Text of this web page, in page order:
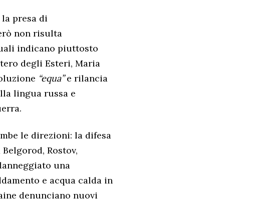
presa di
non risulta
indicano piuttosto
degli Esteri, Maria
“equa”e rilancia
lingua russa e
le direzioni: la difesa
Rostov,
una
e acqua calda in
denunciano nuovi